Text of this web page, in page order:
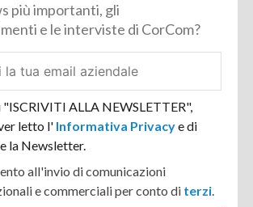
più importanti, gli
e le interviste di CorCom?
"ISCRIVITI ALLA NEWSLETTER",
letto l' Informativa Privacye di
la Newsletter.
all'invio di comunicazioni
e commerciali per conto di terzi.